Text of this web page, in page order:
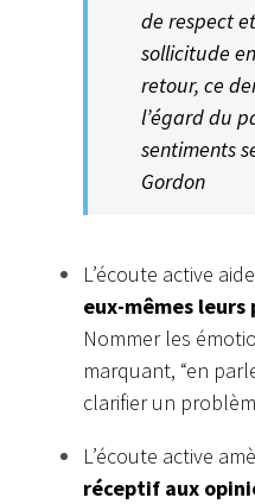
de respect
sollicitude
retour, ce
l’égard du
sentiments
Gordon
L’écoute active
eux-mêmes leurs
Nommer les
marquant, “en
clarifier un
L’écoute active
réceptif aux